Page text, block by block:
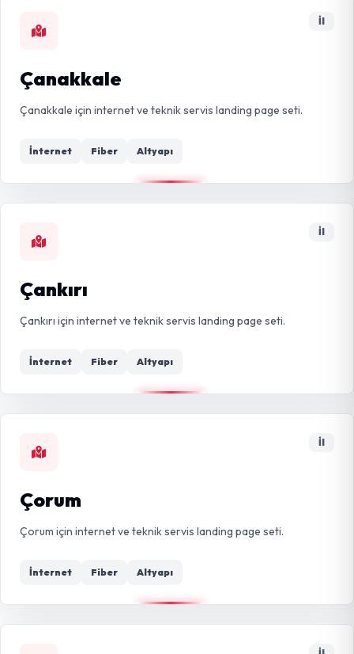
İl
Çanakkale
Çanakkale için internet ve teknik servis landing page seti.
İnternet Fiber Altyapı
İl
Çankırı
Çankırı için internet ve teknik servis landing page seti.
İnternet Fiber Altyapı
İl
Çorum
Çorum için internet ve teknik servis landing page seti.
İnternet Fiber Altyapı